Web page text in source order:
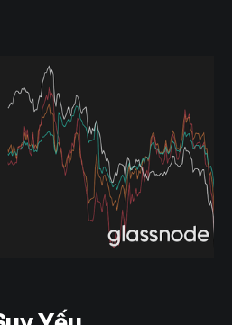
chọn cho thấy động thái
trở lại.